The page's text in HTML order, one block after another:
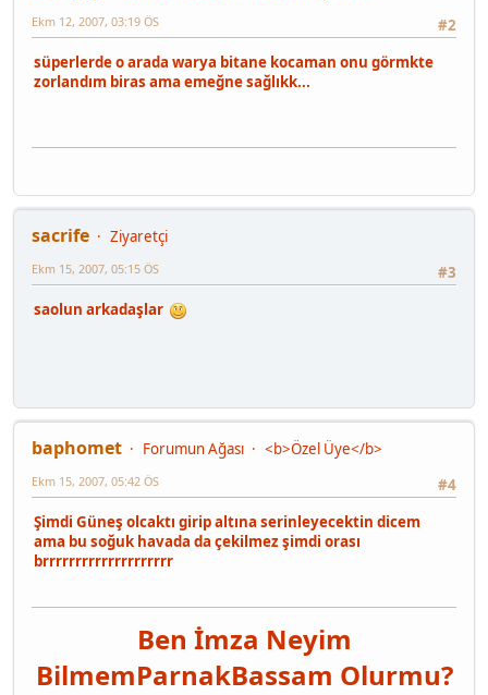
#2
Ekm 12, 2007, 03:19 ÖS
süperlerde o arada warya bitane kocaman onu görmkte
zorlandım biras ama emeğne sağlıkk...
sacrife
Ziyaretçi
#3
Ekm 15, 2007, 05:15 ÖS
saolun arkadaşlar
baphomet Forumun Ağası
<b>Özel Üye</b>
#4
Ekm 15, 2007, 05:42 ÖS
Şimdi Güneş olcaktı girip altına serinleyecektin dicem
ama bu soğuk havada da çekilmez şimdi orası
brrrrrrrrrrrrrrrrrrrr
Ben İmza Neyim
BilmemParnakBassam Olurmu?